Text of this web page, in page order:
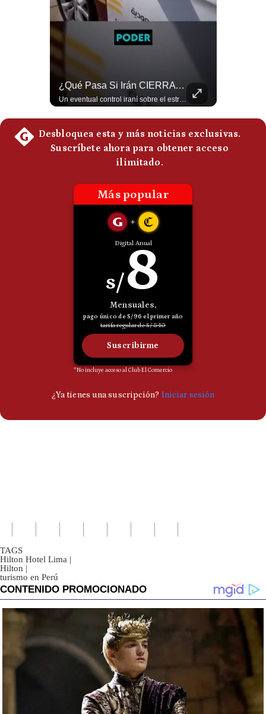
¿Qué Pasa Si Irán CIERRA El Estrecho De Ormuz? | #radar24
Un eventual control iraní sobre el estrecho de Ormuz cambiaría radicalmente el equilibrio de poder, así lo explicó el analista Roberto Heimovits. Además, explicó que países como Arabia Saudita, Qatar, Emiratos Árabes Unidos, Irak y Kuwait dependen de esa ruta para exportar petróleo, gas y fertilizantes. #Geopolitica #Irán #EstrechoDeOrmuz #Petroleo #NoticiasInternacionales #RobertoHeimovits #Shorts 👉 Suscríbete y activa la campana para no perderte nuestro análisis diario. 🌎 Síguenos en nuestras redes sociales: 📌 Web oficial: https://gestion.pe/mundo/ 📌 LinkedIn: http://bit.ly/3HYIET0 📌 X (Twitter): http://bit.ly/4noZtX9 📌 TikTok: http://bit.ly/4evB6TO
TAGS
Hilton Hotel Lima |
Hilton |
turismo en Perú